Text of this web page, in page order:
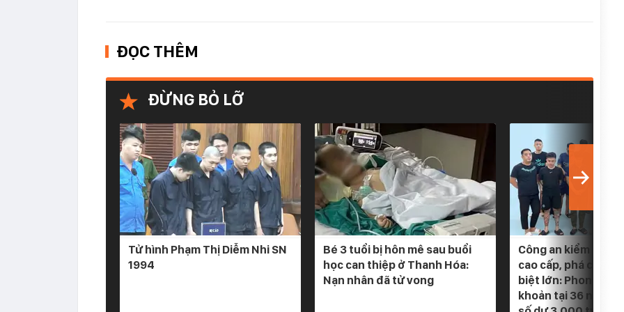
ĐỌC THÊM
ĐỪNG BỎ LỠ
Tử hình Phạm Thị Diễm Nhi SN
1994
Bé 3 tuổi bị hôn mê sau buổi
học can thiệp ở Thanh Hóa:
Nạn nhân đã tử vong
Công an kiểm tra 5
cao cấp, phá
biệt lớn: Phong tỏa
khoản tại 36 ngân